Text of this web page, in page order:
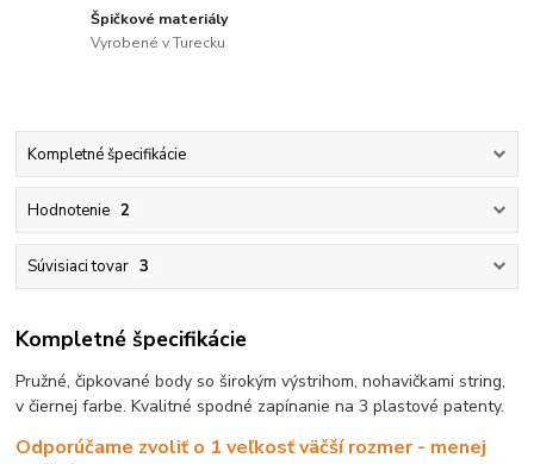
Špičkové materiály
Vyrobené v Turecku
Kompletné špecifikácie
Hodnotenie 2
Súvisiaci tovar 3
Kompletné špecifikácie
Pružné, čipkované body so širokým výstrihom, nohavičkami string,
v čiernej farbe. Kvalitné spodné zapínanie na 3 plastové patenty.
Odporúčame zvoliť o 1 veľkosť väčší rozmer - menej